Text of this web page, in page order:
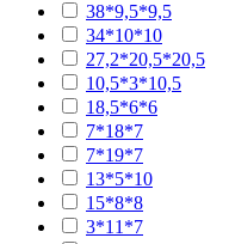
38*9,5*9,5
34*10*10
27,2*20,5*20,5
10,5*3*10,5
18,5*6*6
7*18*7
7*19*7
13*5*10
15*8*8
3*11*7